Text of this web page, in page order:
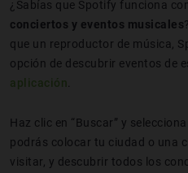
¿Sabías que Spotify funciona
conciertos y eventos musicales
que un reproductor de música,
opción de descubrir eventos de
aplicación
Haz clic en “Buscar” y selecciona
podrás colocar tu ciudad o una
visitar, y descubrir todos los